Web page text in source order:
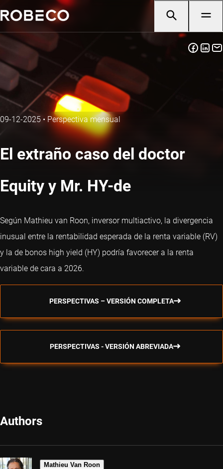
09-12-2025 • Perspectiva mensual
El extraño caso del doctor
Equity y Mr. HY-de
Según Mathieu van Roon, inversor multiactivo, la divergencia
inusual entre la rentabilidad esperada de la renta variable (RV)
y la de bonos high yield (HY) podría favorecer a la renta
variable de cara a 2026.
PERSPECTIVAS – VERSIÓN COMPLETA
PERSPECTIVAS - VERSIÓN ABREVIADA
Authors
Mathieu Van Roon